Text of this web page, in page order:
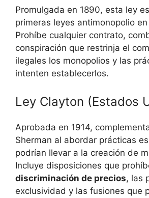
Promulgada en 1890, esta ley
primeras leyes antimonopolio
Prohíbe cualquier contrato,
conspiración que restrinja el
ilegales los monopolios y las
intenten establecerlos.
Ley Clayton (Estados
Aprobada en 1914,
Sherman al abordar prácticas
podrían llevar a la creación de
Incluye disposiciones que
discriminación de precios, las
exclusividad y las fusiones que